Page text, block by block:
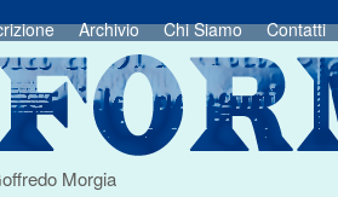
Archivio Chi Siamo Contatti
Morgia